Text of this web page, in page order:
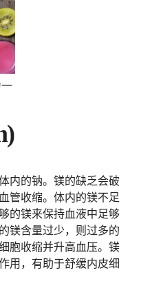
内的钠。镁的缺乏会破
管收缩。体内的镁不足
的镁来保持血液中足够
镁含量过少，则过多的
胞收缩并升高血压。镁
用，有助于舒缓内皮细